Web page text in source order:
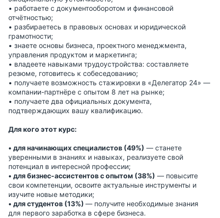
• работаете с документооборотом и финансовой
отчётностью;
• разбираетесь в правовых основах и юридической
грамотности;
• знаете основы бизнеса, проектного менеджмента,
управления продуктом и маркетинга;
• владеете навыками трудоустройства: составляете
резюме, готовитесь к собеседованию;
• получаете возможность стажировки в «Делегатор 24» —
компании-партнёре с опытом 8 лет на рынке;
• получаете два официальных документа,
подтверждающих вашу квалификацию.
Для кого этот курс:
• для начинающих специалистов (49%) — станете
уверенными в знаниях и навыках, реализуете свой
потенциал в интересной профессии;
• для бизнес-ассистентов с опытом (38%) — повысите
свои компетенции, освоите актуальные инструменты и
изучите новые методики;
• для студентов (13%) — получите необходимые знания
для первого заработка в сфере бизнеса.